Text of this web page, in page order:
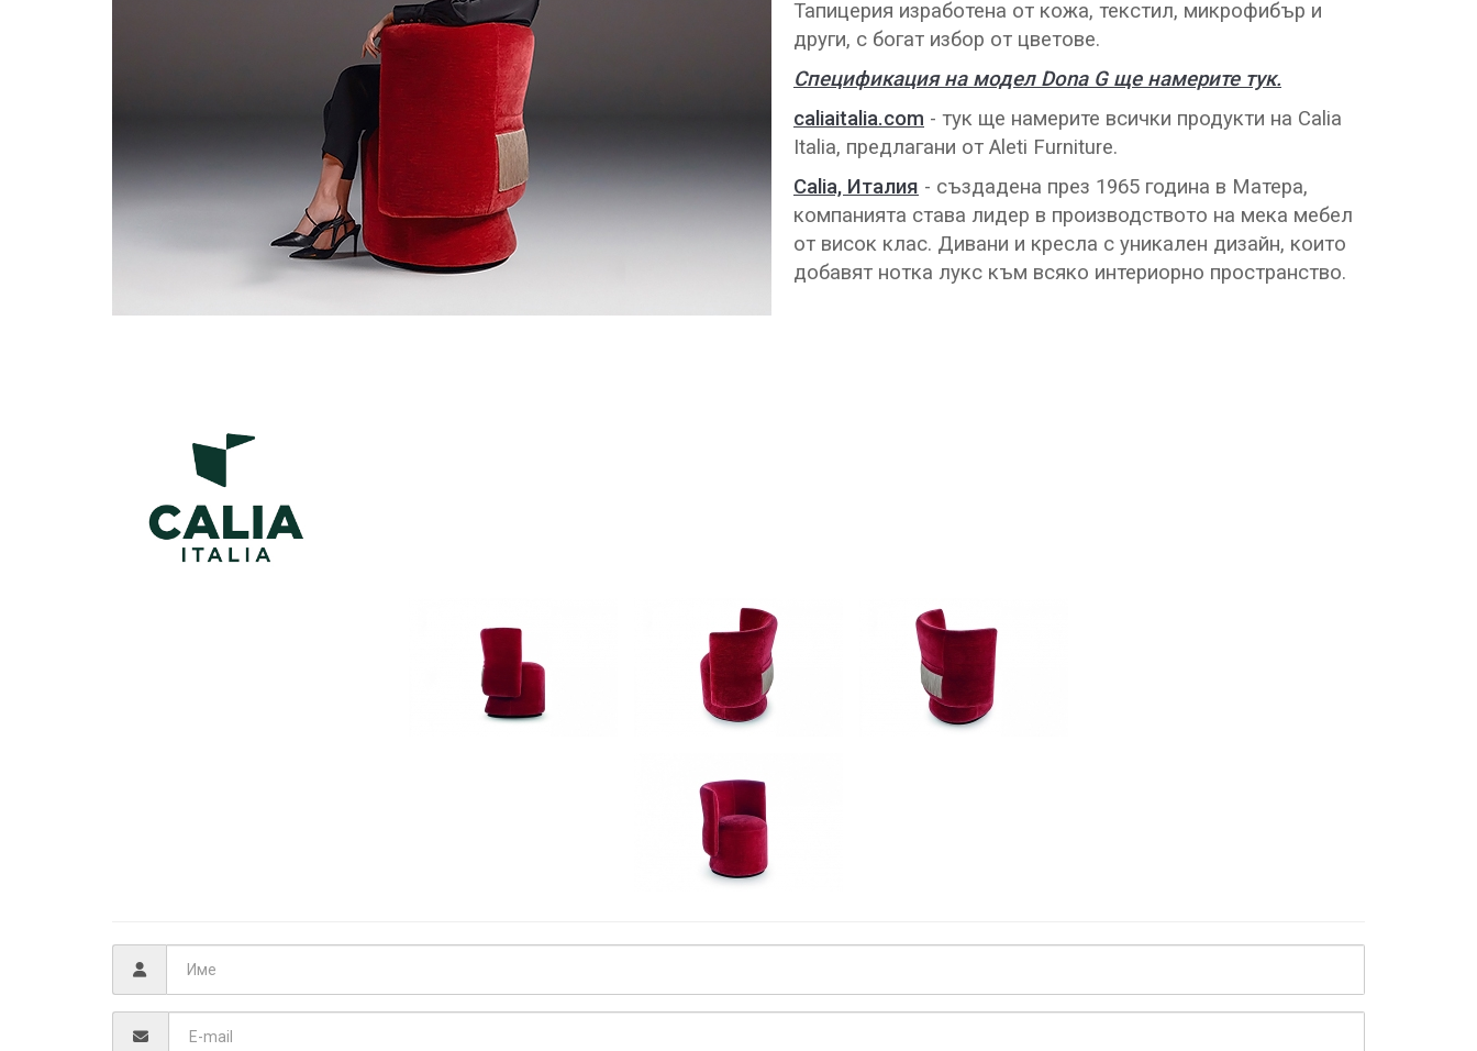
Тапицерия изработена от кожа, текстил, микрофибър и
други, с богат избор от цветове.
Спецификация на модел Dona G ще намерите тук.
caliaitalia.com - тук ще намерите всички продукти на Calia
Italia, предлагани от Aleti Furniture.
Calia, Италия - създадена през 1965 година в Матера,
компанията става лидер в производството на мека мебел
от висок клас. Дивани и кресла с уникален дизайн, които
добавят нотка лукс към всяко интериорно пространство.